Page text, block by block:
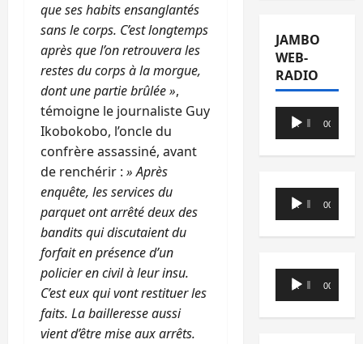
que ses habits ensanglantés
sans le corps. C’est longtemps
après que l’on retrouvera les
restes du corps à la morgue,
dont une partie brûlée »,
témoigne le journaliste Guy
Ikobokobo, l’oncle du
confrère assassiné, avant
de renchérir : » Après
enquête, les services du
parquet ont arrêté deux des
bandits qui discutaient du
forfait en présence d’un
policier en civil à leur insu.
C’est eux qui vont restituer les
faits. La bailleresse aussi
vient d’être mise aux arrêts.
JAMBO
WEB-
RADIO
Lecteur
audio
00:00 00:00
Lecteur
audio
00:00 00:00
Lecteur
audio
00:00 00:00